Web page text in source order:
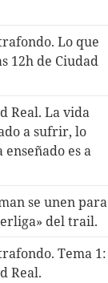
Lo que
12h de Ciudad
Real. La vida
a sufrir, lo
enseñado es a
se unen para
del trail.
Tema 1:
Real.